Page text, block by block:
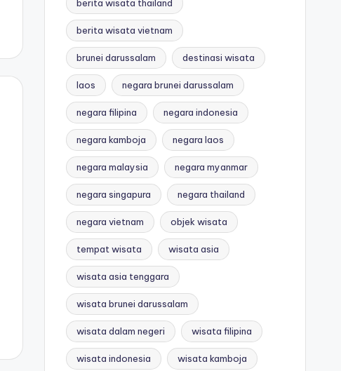
berita wisata thailand
berita wisata vietnam
brunei darussalam destinasi wisata
laos negara brunei darussalam
negara filipina negara indonesia
negara kamboja negara laos
negara malaysia negara myanmar
negara singapura negara thailand
negara vietnam objek wisata
tempat wisata wisata asia
wisata asia tenggara
wisata brunei darussalam
wisata dalam negeri wisata filipina
wisata indonesia wisata kamboja